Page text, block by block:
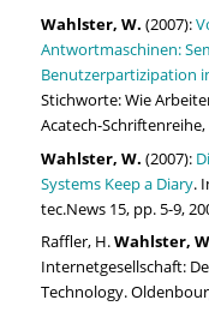
Wahlster, W. (2007):
Antwortmaschinen:
Benutzerpartizipation
Stichworte: Wie
Acatech-
Wahlster, W. (2007):
Systems Keep a Diary.
tec.News 15, pp. 5-9,
Raffler, H.Wahlster,
Internetgesellschaft:
Technology.